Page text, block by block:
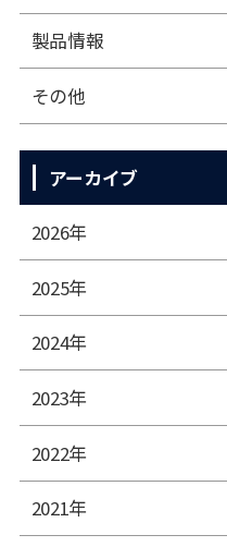
製品情報
その他
アーカイブ
2026年
2025年
2024年
2023年
2022年
2021年